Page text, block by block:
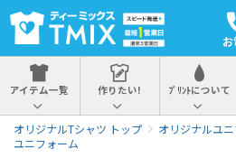
アイテム一覧 作りたい! ﾌﾟﾘﾝﾄについて
オリジナルTシャツ トップ オリジナルユ
ユニフォーム